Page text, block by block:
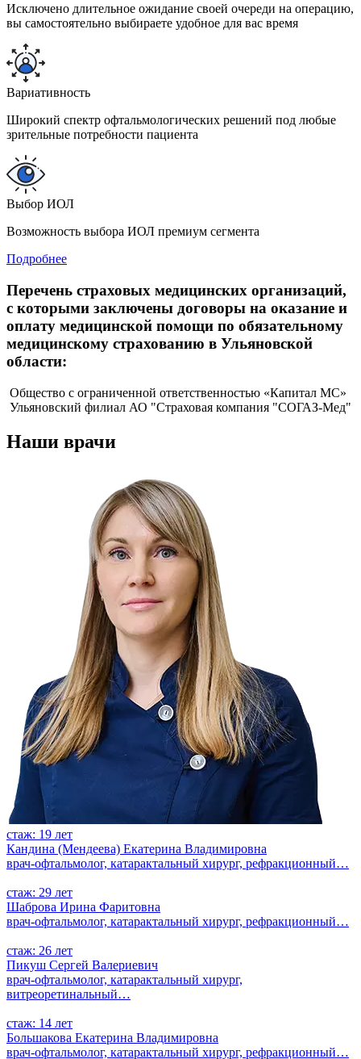
Исключено длительное ожидание своей очереди на операцию,
вы самостоятельно выбираете удобное для вас время
Вариативность
Широкий спектр офтальмологических решений под любые
зрительные потребности пациента
Выбор ИОЛ
Возможность выбора ИОЛ премиум сегмента
Подробнее
Перечень страховых медицинских организаций,
с которыми заключены договоры на оказание и
оплату медицинской помощи по обязательному
медицинскому страхованию в Ульяновской
области:
Общество с ограниченной ответственностью «Капитал МС»
Ульяновский филиал АО "Страховая компания "СОГАЗ-Мед"
Наши врачи
стаж: 19 лет
Кандина (Мендеева) Екатерина Владимировна
врач-офтальмолог, катарактальный хирург, рефракционный…
стаж: 29 лет
Шаброва Ирина Фаритовна
врач-офтальмолог, катарактальный хирург, рефракционный…
стаж: 26 лет
Пикуш Сергей Валериевич
врач-офтальмолог, катарактальный хирург,
витреоретинальный…
стаж: 14 лет
Большакова Екатерина Владимировна
врач-офтальмолог, катарактальный хирург, рефракционный…